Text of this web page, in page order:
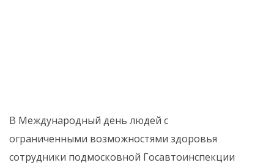
В Международный день людей с
ограниченными возможностями здоровья
сотрудники подмосковной Госавтоинспекции